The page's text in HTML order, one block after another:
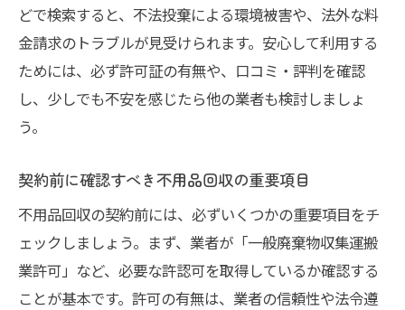
どで検索すると、不法投棄による環境被害や、法外な料
金請求のトラブルが見受けられます。安心して利用する
ためには、必ず許可証の有無や、口コミ・評判を確認
し、少しでも不安を感じたら他の業者も検討しましょ
う。
契約前に確認すべき不用品回収の重要項目
不用品回収の契約前には、必ずいくつかの重要項目をチ
ェックしましょう。まず、業者が「一般廃棄物収集運搬
業許可」など、必要な許認可を取得しているか確認する
ことが基本です。許可の有無は、業者の信頼性や法令遵